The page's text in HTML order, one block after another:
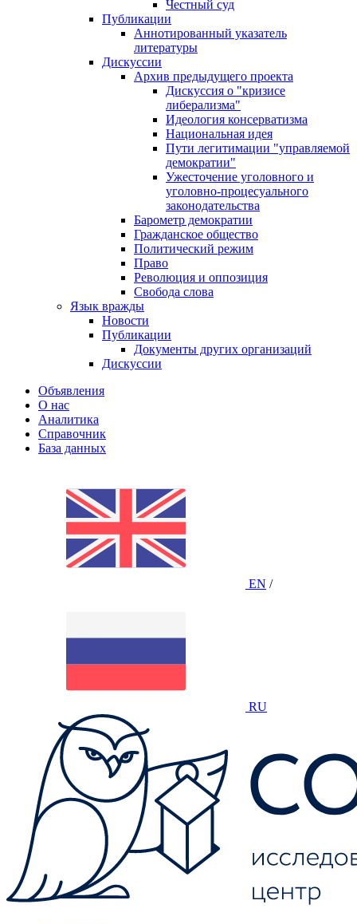
Честный суд
Публикации
Аннотированный указатель
литературы
Дискуссии
Архив предыдущего проекта
Дискуссия о "кризисе
либерализма"
Идеология консерватизма
Национальная идея
Пути легитимации "управляемой
демократии"
Ужесточение уголовного и
уголовно-процесуального
законодательства
Барометр демократии
Гражданское общество
Политический режим
Право
Революция и оппозиция
Свобода слова
Язык вражды
Новости
Публикации
Документы других организаций
Дискуссии
Объявления
О нас
Аналитика
Справочник
База данных
EN /
RU